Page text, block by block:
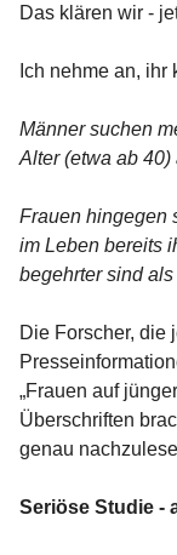
Das klären wir -
Ich nehme an, ihr
Männer suchen
Alter (etwa ab
Frauen hingegen
im Leben bereits
begehrter sind
Die Forscher, die
„Frauen auf
Überschriften
genau
Seriöse Studie -